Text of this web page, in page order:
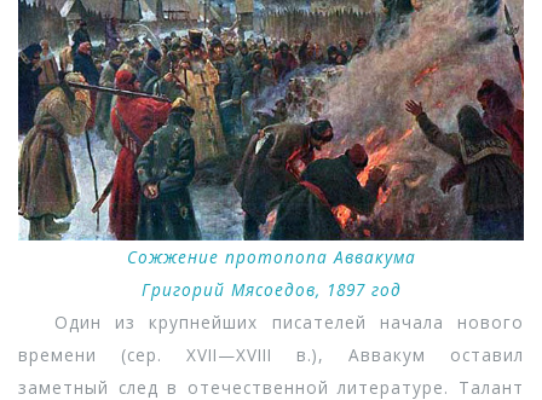
Сожжение протопопа Аввакума
Григорий Мясоедов, 1897 год
Один из крупнейших писателей начала нового
времени (сер. XVII—XVIII в.), Аввакум оставил
заметный след в отечественной литературе. Талант